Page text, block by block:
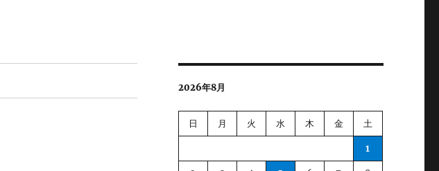
2026年8月
日 月 火 水 木 金 土
1